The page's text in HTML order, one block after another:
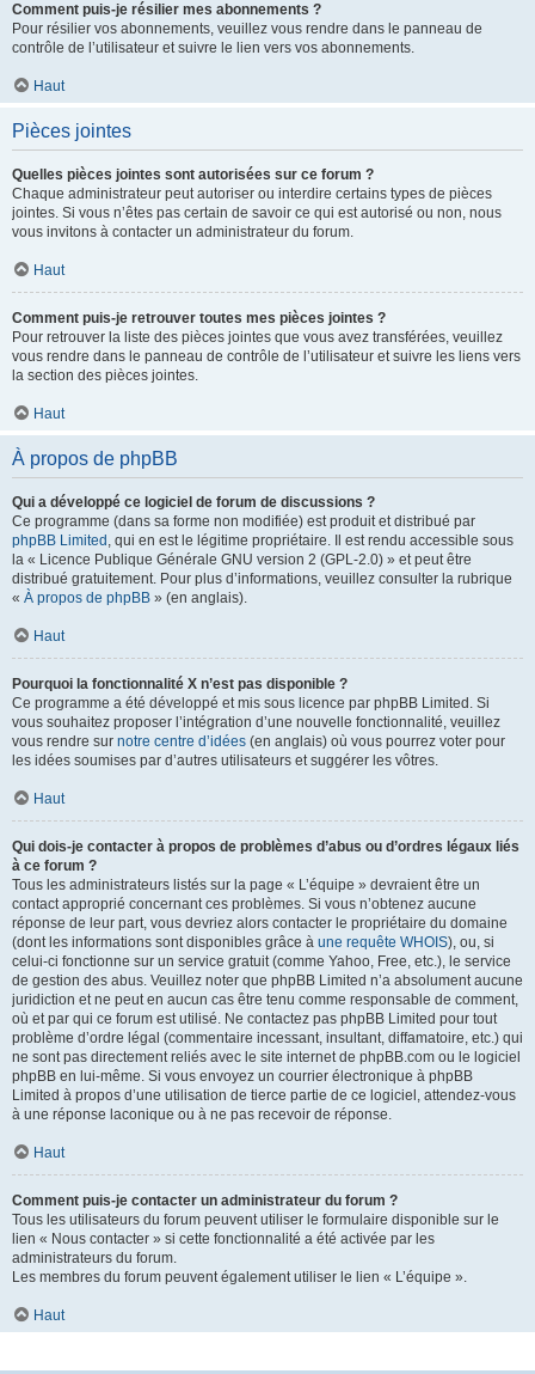
Comment puis-je résilier mes abonnements ?
Pour résilier vos abonnements, veuillez vous rendre dans le panneau de
contrôle de l’utilisateur et suivre le lien vers vos abonnements.
Haut
Pièces jointes
Quelles pièces jointes sont autorisées sur ce forum ?
Chaque administrateur peut autoriser ou interdire certains types de pièces
jointes. Si vous n’êtes pas certain de savoir ce qui est autorisé ou non, nous
vous invitons à contacter un administrateur du forum.
Haut
Comment puis-je retrouver toutes mes pièces jointes ?
Pour retrouver la liste des pièces jointes que vous avez transférées, veuillez
vous rendre dans le panneau de contrôle de l’utilisateur et suivre les liens vers
la section des pièces jointes.
Haut
À propos de phpBB
Qui a développé ce logiciel de forum de discussions ?
Ce programme (dans sa forme non modifiée) est produit et distribué par
phpBB Limited , qui en est le légitime propriétaire. Il est rendu accessible sous
la « Licence Publique Générale GNU version 2 (GPL-2.0) » et peut être
distribué gratuitement. Pour plus d’informations, veuillez consulter la rubrique
« À propos de phpBB » (en anglais).
Haut
Pourquoi la fonctionnalité X n’est pas disponible ?
Ce programme a été développé et mis sous licence par phpBB Limited. Si
vous souhaitez proposer l’intégration d’une nouvelle fonctionnalité, veuillez
vous rendre sur notre centre d’idées (en anglais) où vous pourrez voter pour
les idées soumises par d’autres utilisateurs et suggérer les vôtres.
Haut
Qui dois-je contacter à propos de problèmes d’abus ou d’ordres légaux liés
à ce forum ?
Tous les administrateurs listés sur la page « L’équipe » devraient être un
contact approprié concernant ces problèmes. Si vous n’obtenez aucune
réponse de leur part, vous devriez alors contacter le propriétaire du domaine
(dont les informations sont disponibles grâce à une requête WHOIS), ou, si
celui-ci fonctionne sur un service gratuit (comme Yahoo, Free, etc.), le service
de gestion des abus. Veuillez noter que phpBB Limited n’a absolument aucune
juridiction et ne peut en aucun cas être tenu comme responsable de comment,
où et par qui ce forum est utilisé. Ne contactez pas phpBB Limited pour tout
problème d’ordre légal (commentaire incessant, insultant, diffamatoire, etc.) qui
ne sont pas directement reliés avec le site internet de phpBB.com ou le logiciel
phpBB en lui-même. Si vous envoyez un courrier électronique à phpBB
Limited à propos d’une utilisation de tierce partie de ce logiciel, attendez-vous
à une réponse laconique ou à ne pas recevoir de réponse.
Haut
Comment puis-je contacter un administrateur du forum ?
Tous les utilisateurs du forum peuvent utiliser le formulaire disponible sur le
lien « Nous contacter » si cette fonctionnalité a été activée par les
administrateurs du forum.
Les membres du forum peuvent également utiliser le lien « L’équipe ».
Haut